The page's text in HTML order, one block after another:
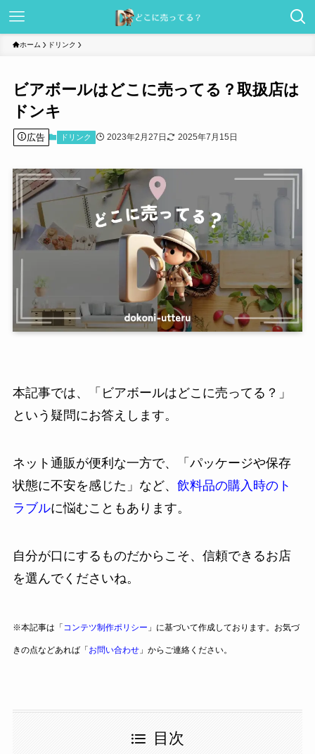
ホーム ドリンク
ビアボールはどこに売ってる？取扱店は
ドンキ
広告 ドリンク 2023年2月27日 2025年7月15日
本記事では、「ビアボールはどこに売ってる？」
という疑問にお答えします。
ネット通販が便利な一方で、「パッケージや保存
状態に不安を感じた」など、 飲料品の購入時のト
ラブルに悩むこともあります。
自分が口にするものだからこそ、信頼できるお店
を選んでくださいね。
※本記事は「 コンテツ制作ポリシー 」に基づいて作成しております。お気づ
きの点などあれば「お問い合わせ」からご連絡ください。
目次